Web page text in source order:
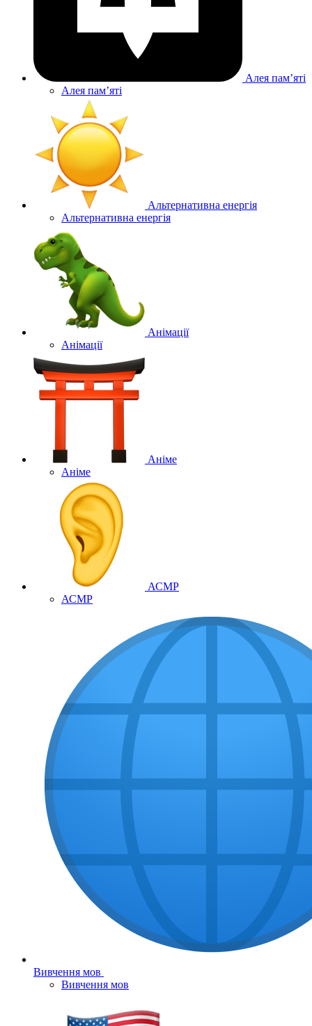
Алея памʼяті
Алея памʼяті
Альтернативна енергія
Альтернативна енергія
Анімації
Анімації
Аніме
Аніме
АСМР
АСМР
Вивчення мов
Вивчення мов